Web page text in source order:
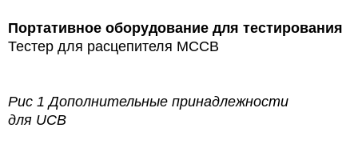
Портативное оборудование для тестирования
Тестер для расцепителя MCCB
Рис 1 Дополнительные принадлежности
для UCB